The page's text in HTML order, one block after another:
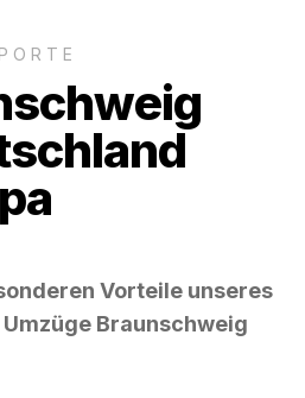
Vorteile unseres
Braunschweig